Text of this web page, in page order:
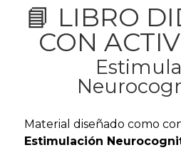
📘 LIBRO
CON
Material diseñado como
Estimulación